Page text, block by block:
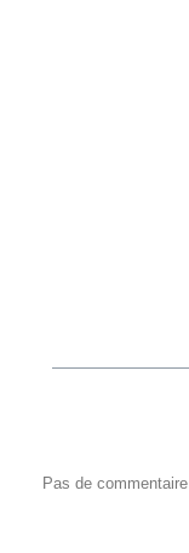
Pas de commentaire